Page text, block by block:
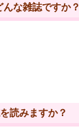
な雑誌ですか？
読みますか？